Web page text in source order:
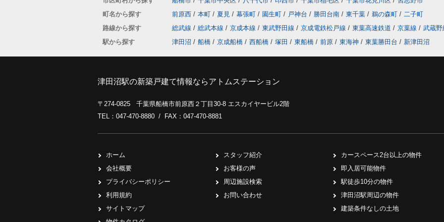
町名から探す
前原西 / 本町 / 夏見 / 幕張町 / 園生町 / 戸神台 / 勝田台南 / 東千葉 / 鵜の森町 / 二子町
路線から探す
総武線 / 総武本線 / 京成本線 / 東武野田線 / 京成電鉄松戸線 / 東葉高速鉄道 / 京葉線 / 武蔵野
駅から探す
津田沼 / 船橋 / 京成船橋 / 西船橋 / 塚田 / 東船橋 / 前原 / 東海神 / 東葉勝田台 / 新津田沼
津田沼駅の新築戸建て情報ならアトムステーション
〒274-0825 千葉県船橋市前原西２丁目30-8 エスカイヤービル2階
TEL：047-470-8880 / FAX：047-470-8881
ホーム
会社概要
プライバシーポリシー
利用規約
サイトマップ
スタッフ紹介
お客様の声
周辺施設検索
お問い合わせ
カースペース2台以上の物件
即入居可能物件
駅徒歩10分の物件
津田沼駅周辺の物件
建築条件なしの土地